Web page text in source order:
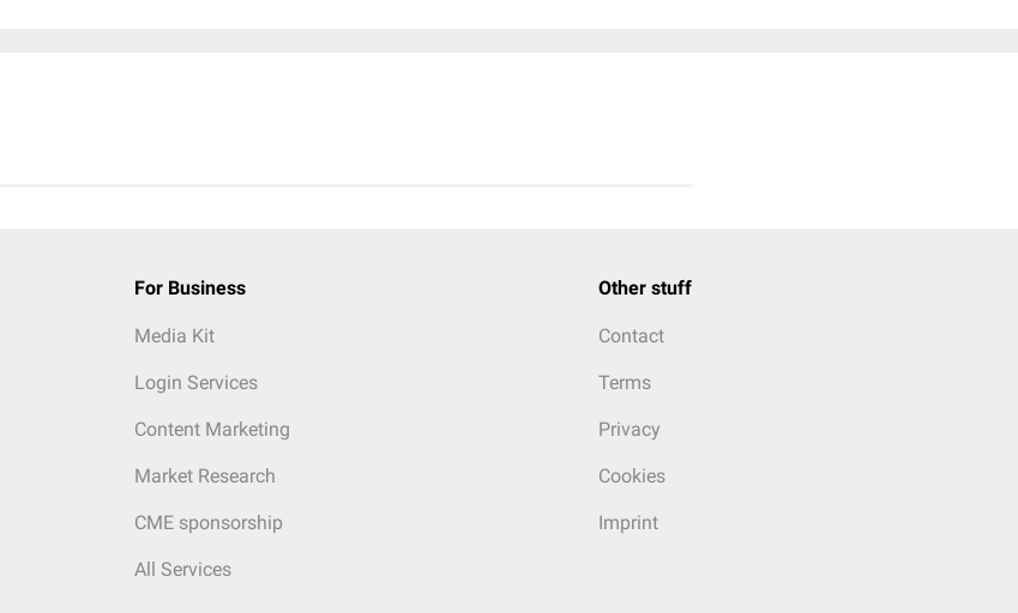
For Business
Media Kit
Login Services
Content Marketing
Market Research
CME sponsorship
All Services
Other stuff
Contact
Terms
Privacy
Cookies
Imprint